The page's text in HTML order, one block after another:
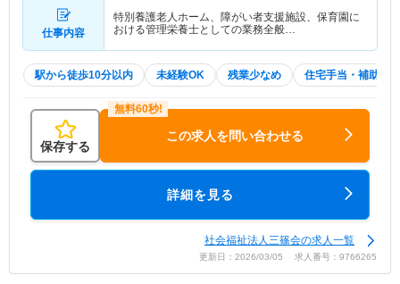
ーマを設定し、年間計画にもとづいて研修を行って
います。 ・外部研修…外部団体が主催する様々な
仕事内容
特別養護老人ホーム、障がい者支援施設、保育園に
おける管理栄養士としての業務全般…
駅から徒歩10分以内 未経験OK 残業少なめ 住宅手当・補助
保存する
この求人を問い合わせる
詳細を見る
社会福祉法人三篠会の求人一覧
更新日：2026/03/05 求人番号：9766265